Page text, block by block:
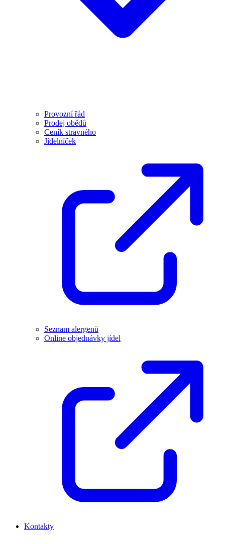
Provozní řád
Prodej obědů
Ceník stravného
Jídelníček
Seznam alergenů
Online objednávky jídel
Kontakty